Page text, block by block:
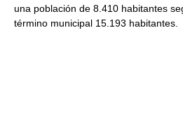
una población de 8.410 habitantes
término municipal 15.193 habitantes.